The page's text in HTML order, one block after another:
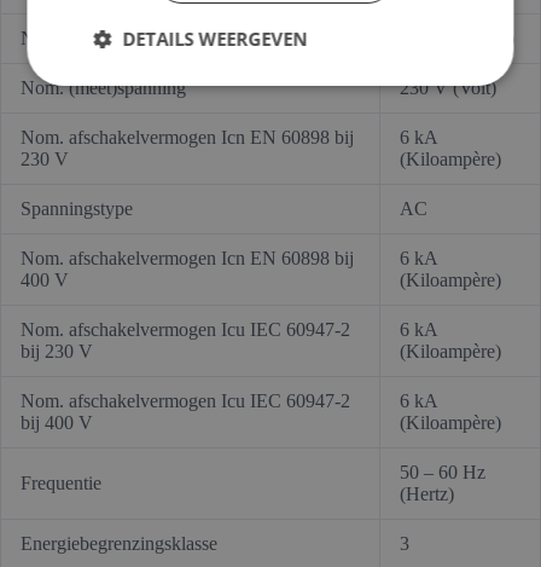
Nom. (meet)stroom 25 A (Ampère)
Nom. (meet)spanning 230 V (Volt)
Nom. afschakelvermogen Icn EN 60898 bij
230 V
6 kA
(Kiloampère)
Spanningstype AC
Nom. afschakelvermogen Icn EN 60898 bij
400 V
6 kA
(Kiloampère)
Nom. afschakelvermogen Icu IEC 60947-2
bij 230 V
6 kA
(Kiloampère)
Nom. afschakelvermogen Icu IEC 60947-2
bij 400 V
6 kA
(Kiloampère)
Frequentie
50 – 60 Hz
(Hertz)
Energiebegrenzingsklasse 3
DETAILS WEERGEVEN